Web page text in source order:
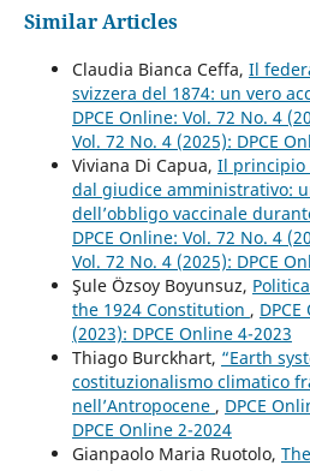
Similar Articles
Claudia Bianca Ceffa, Il
svizzera del 1874: un vero
DPCE Online: Vol. 72 No. 4
Vol. 72 No. 4 (2025): DPCE
Viviana Di Capua, Il principio
dal giudice amministrativo:
dell’obbligo vaccinale
DPCE Online: Vol. 72 No. 4
Vol. 72 No. 4 (2025): DPCE
Şule Özsoy Boyunsuz,
the 1924 Constitution ,
(2023): DPCE Online 4-2023
Thiago Burckhart, “Earth
costituzionalismo climatico
nell’Antropocene , DPCE
DPCE Online 2-2024
Gianpaolo Maria Ruotolo,